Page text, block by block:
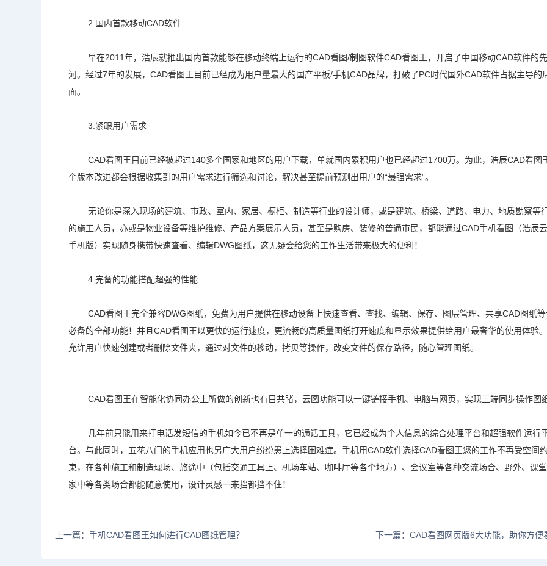
2.国内首款移动CAD软件
早在2011年，浩辰就推出国内首款能够在移动终端上运行的CAD看图/制图软件CAD看图王，开启了中国移动CAD软件的先
河。经过7年的发展，CAD看图王 目前已经成为用户量最大的国产平板/手机CAD品牌，打破了PC时代国外CAD软件占据主导的
面。
3.紧跟用户需求
CAD看图王 目前已经被超过140多个国家和地区的用户下载，单就国内累积用户也已经超过1700万。为此，浩辰CAD看图
个版本改进都会根据收集到的用户需求进行筛选和讨论，解决甚至提前预测出用户的“最强需求”。
无论你是深入现场的建筑、市政、室内、家居、橱柜、制造等行业的设计师，或是建筑、桥梁、道路、电力、地质勘察等
的施工人员，亦或是物业设备等维护维修、产品方案展示人员，甚至是购房、装修的普通市民，都能通过CAD手机看图（浩辰
手机版）实现随身携带快速查看、编辑DWG图纸，这无疑会给您的工作生活带来极大的便利！
4.完备的功能搭配超强的性能
CAD看图王完全兼容DWG图纸，免费为用户提供在移动设备上快速查看、查找、编辑、保存、图层管理、共享CAD图纸
必备的全部功能！并且CAD看图王以更快的运行速度，更流畅的高质量图纸打开速度和显示效果提供给用户最奢华的使用体验
允许用户快速创建或者删除文件夹，通过对文件的移动，拷贝等操作，改变文件的保存路径，随心管理图纸。
CAD看图王在智能化协同办公上所做的创新也有目共睹，云图功能可以一键链接手机、电脑与网页，实现三端同步操作图纸
几年前只能用来打电话发短信的手机如今已不再是单一的通话工具，它已经成为个人信息的综合处理平台和超强软件运行
台。与此同时，五花八门的手机应用也另广大用户纷纷患上选择困难症。手机用CAD软件选择CAD看图王您的工作不再受空间约
束，在各种施工和制造现场、旅途中（包括交通工具上、机场车站、咖啡厅等各个地方）、会议室等各种交流场合、野外、课堂
家中等各类场合都能随意使用，设计灵感一来挡都挡不住！
上一篇：手机CAD看图王如何进行CAD图纸管理？ 下一篇：CAD看图网页版6大功能，助你方便